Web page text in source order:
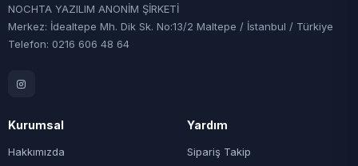
NOCHTA YAZILIM ANONİM ŞİRKETİ
Merkez: İdealtepe Mh. Dik Sk. No:13/2 Maltepe / İstanbul / Türkiye
Telefon: 0216 606 48 64
Kurumsal
Hakkımızda
Yardım
Sipariş Takip